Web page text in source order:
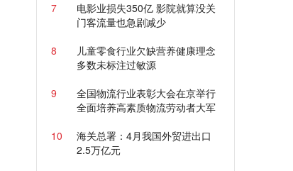
7
电影业损失350亿 影院就算没关
门客流量也急剧减少
8
儿童零食行业欠缺营养健康理念
多数未标注过敏源
9
全国物流行业表彰大会在京举行
全面培养高素质物流劳动者大军
10
海关总署：4月我国外贸进出口
2.5万亿元